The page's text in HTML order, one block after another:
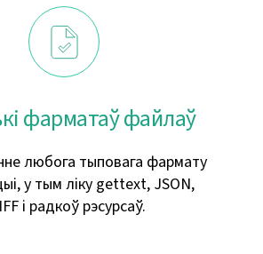
фарматаў файлаў
любога тыповага фармату
у тым ліку gettext, JSON,
і радкоў рэсурсаў.